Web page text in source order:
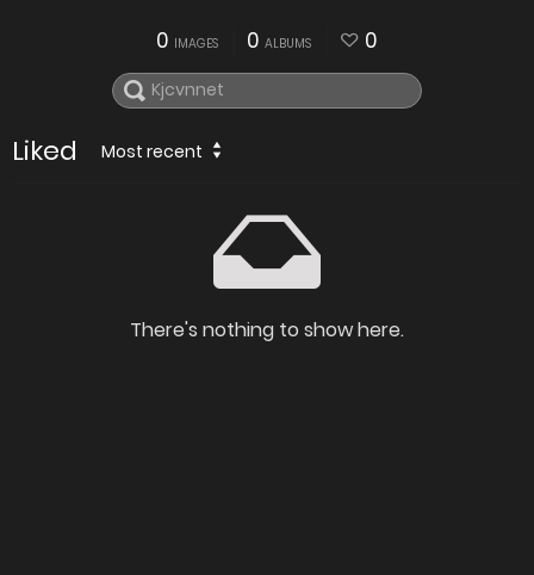
0 IMAGES 0 ALBUMS 0
Liked Most recent
There's nothing to show here.